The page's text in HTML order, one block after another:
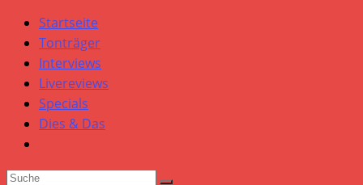
Startseite
Tonträger
Interviews
Livereviews
Specials
Dies & Das